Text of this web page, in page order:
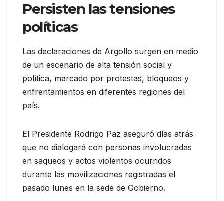
Persisten las tensiones
políticas
Las declaraciones de Argollo surgen en medio
de un escenario de alta tensión social y
política, marcado por protestas, bloqueos y
enfrentamientos en diferentes regiones del
país.
El Presidente Rodrigo Paz aseguró días atrás
que no dialogará con personas involucradas
en saqueos y actos violentos ocurridos
durante las movilizaciones registradas el
pasado lunes en la sede de Gobierno.